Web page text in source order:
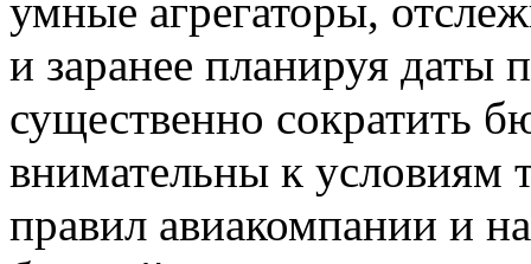
умные агрегаторы,
и заранее планируя даты
существенно сократить
внимательны к условиям
правил авиакомпании и